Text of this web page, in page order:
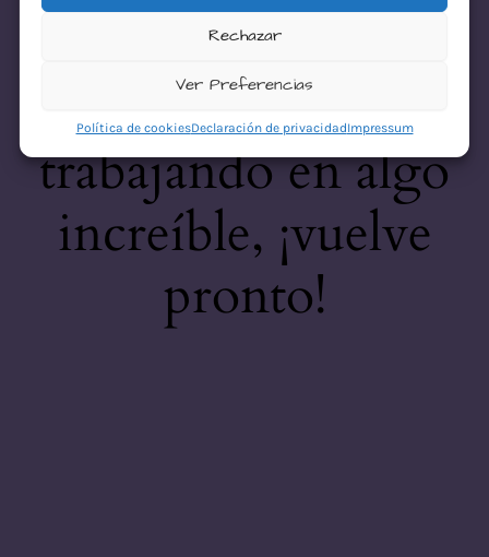
Rechazar
Ver Preferencias
Política de cookiesDeclaración de privacidadImpressum
¡Disculpa este
desastre! Estamos
trabajando en algo
increíble, ¡vuelve
pronto!